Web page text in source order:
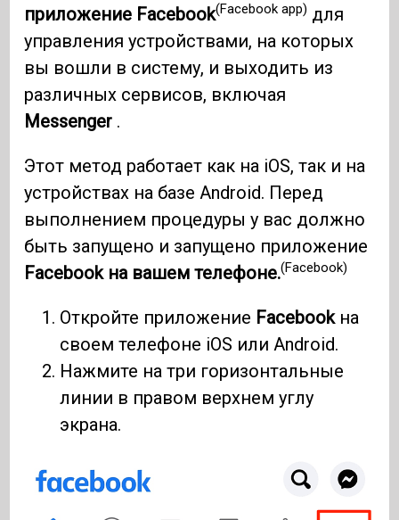
приложение Facebook(Facebook app) для
управления устройствами, на которых
вы вошли в систему, и выходить из
различных сервисов, включая
Messenger .
Этот метод работает как на iOS, так и на
устройствах на базе Android. Перед
выполнением процедуры у вас должно
быть запущено и запущено приложение
Facebook на вашем телефоне.(Facebook)
Откройте приложение Facebookна
своем телефоне iOS или Android.
Нажмите на три горизонтальные
линии в правом верхнем углу
экрана.